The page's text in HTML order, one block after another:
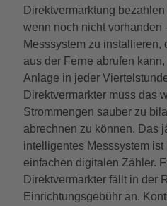
Direktvermarktung
wenn noch nicht vorhanden
Messsystem zu installieren,
aus der Ferne abrufen
Anlage in jeder
Direktvermarkter muss das
Strommengen sauber zu
abrechnen zu können. Das
intelligentes Messsystem
einfachen digitalen Zähler.
Direktvermarkter fällt in der
Einrichtungsgebühr an.